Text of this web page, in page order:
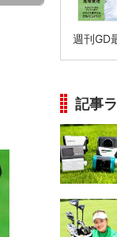
週刊GD
記事